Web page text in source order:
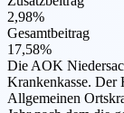
2,98%
Gesamtbeitrag
17,58%
Die AOK
Krankenkasse. Der
Allgemeinen